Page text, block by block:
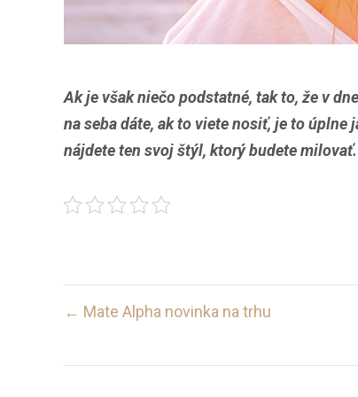
Ak je však niečo podstatné, tak to, že v
na seba dáte, ak to viete nosiť, je to úplne
nájdete ten svoj štýl, ktorý budete milovať.
Post
navigation
← Mate Alpha novinka na trhu